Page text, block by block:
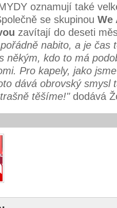
oznamují také
se skupinou We
zavítají do deseti
nabito, a je čas
někým, kdo to má
Pro kapely, jako
dává obrovský smysl
těšíme!"dodává